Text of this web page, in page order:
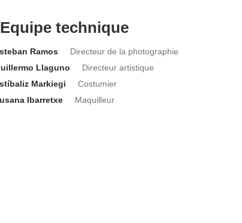
Equipe technique
Ramos
Directeur de la photographie
Llaguno
Directeur artistique
Markiegi
Costumier
Ibarretxe
Maquilleur